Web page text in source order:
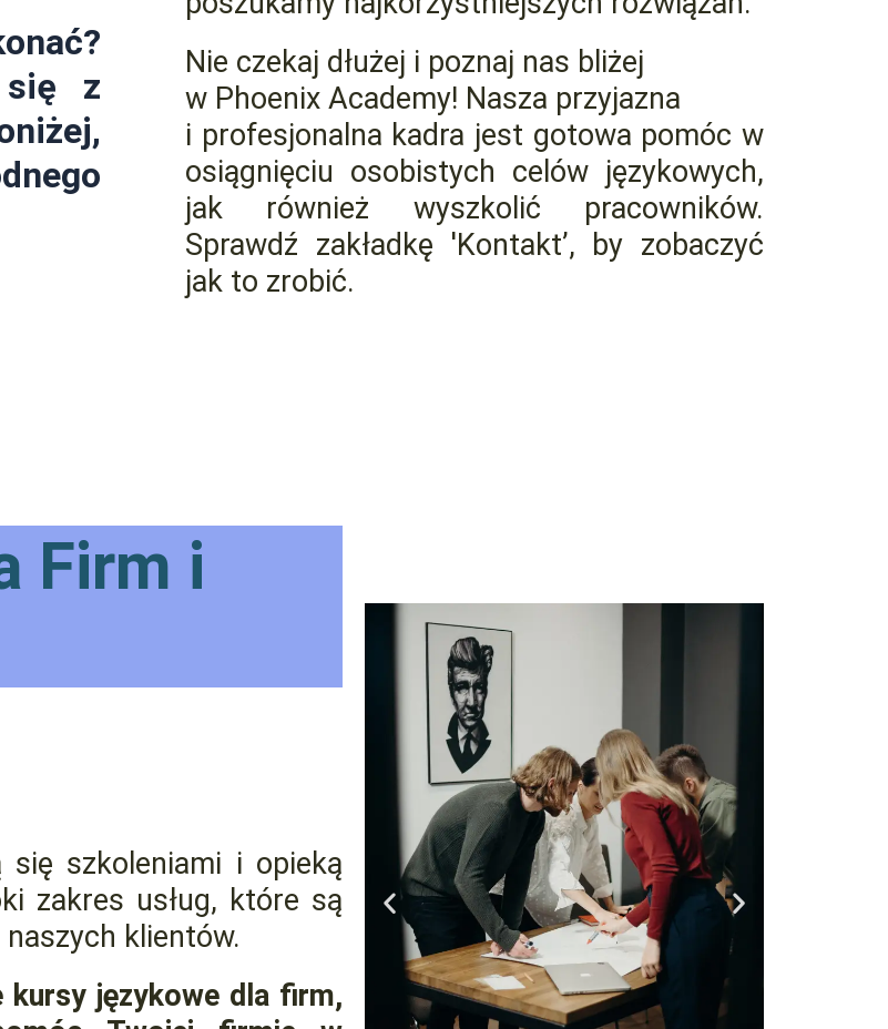
się z
Nie czekaj dłużej i poznaj nas bliżej
w Phoenix Academy! Nasza przyjazna
i profesjonalna kadra jest gotowa pomóc w
osiągnięciu osobistych celów językowych,
jak również wyszkolić pracowników.
Sprawdź zakładkę 'Kontakt’, by zobaczyć
jak to zrobić.
Firm i
się szkoleniami i opieką
zakres usług, które są
klientów.
kursy językowe dla firm,